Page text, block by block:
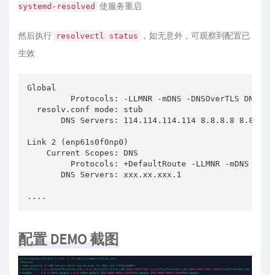
systemd-resolved 使服务重启
然后执行 resolvectl status
，如无意外，可观察到配置已
生效
Global
Protocols: -LLMNR -mDNS -DNSOverTLS
  resolv.conf mode: stub
DNS Servers: 114.114.114.114 8.8.8.8
Link 2 (enp61s0f0np0)
    Current Scopes: DNS
Protocols: +DefaultRoute -LLMNR -mDNS -
       DNS Servers: xxx.xx.xxx.1
....
配置 DEMO 截图